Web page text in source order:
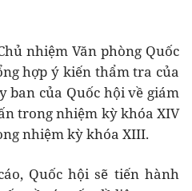
nhiệm Văn phòng Quốc
hợp ý kiến thẩm tra của
ban của Quốc hội về giám
trong nhiệm kỳ khóa XIV
nhiệm kỳ khóa XIII.
Quốc hội sẽ tiến hành